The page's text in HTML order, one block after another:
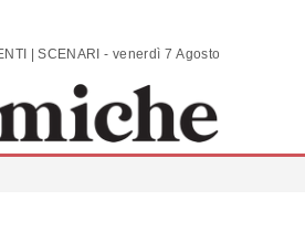
ANALISI | COMMENTI | SCENARI - venerdì 7 Agosto 2026